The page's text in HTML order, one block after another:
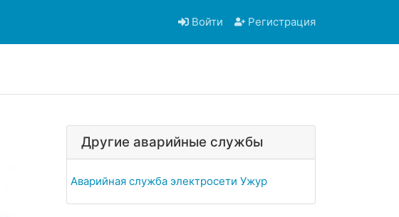
Войти Регистрация
Другие аварийные службы
Аварийная служба электросети Ужур